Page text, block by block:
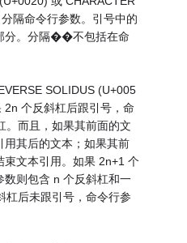
隔命令行参数。引号中的
分。分隔��不包括在命
SOLIDUS (U+005
个反斜杠后跟引号，命
。而且，如果其前面的文
用其后的文本；如果其前
束文本引用。如果 2n+1 个
数则包含 n 个反斜杠和一
杠后未跟引号，命令行参